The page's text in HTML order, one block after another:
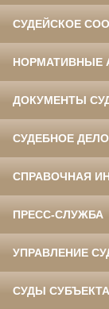
СУДЕЙСКОЕ
НОРМАТИВНЫЕ
ДОКУМЕНТЫ
СУДЕБНОЕ
СПРАВОЧНАЯ
ПРЕСС-СЛУЖБА
УПРАВЛЕНИЕ
СУДЫ